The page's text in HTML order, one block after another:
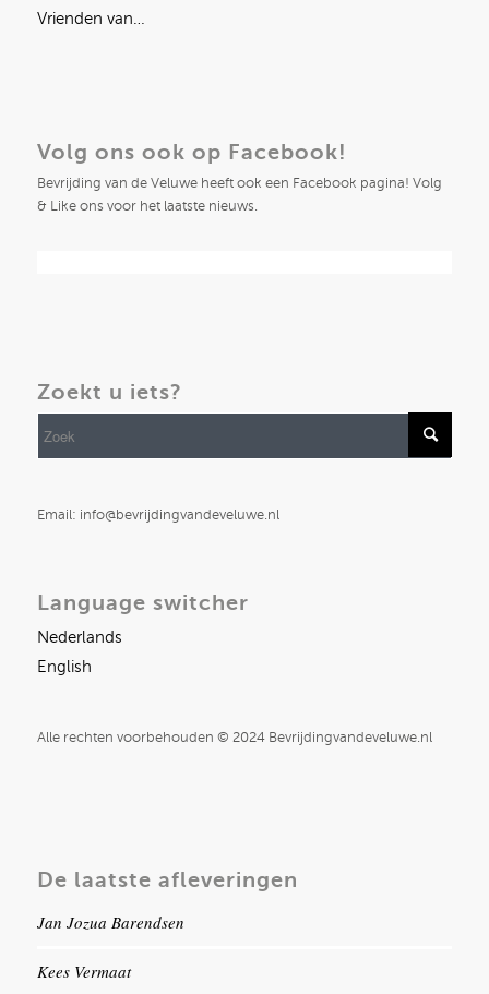
Vrienden van…
Volg ons ook op Facebook!
Bevrijding van de Veluwe heeft ook een Facebook pagina! Volg
& Like ons voor het laatste nieuws.
Zoekt u iets?
Email: info@bevrijdingvandeveluwe.nl
Language switcher
Nederlands
English
Alle rechten voorbehouden © 2024 Bevrijdingvandeveluwe.nl
De laatste afleveringen
Jan Jozua Barendsen
Kees Vermaat